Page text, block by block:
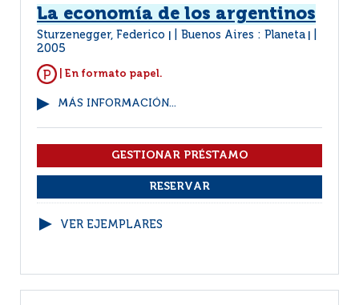
La economía de los argentinos
Sturzenegger, Federico Buenos Aires : Planeta
2005
| En formato papel.
MÁS INFORMACIÓN...
VER EJEMPLARES